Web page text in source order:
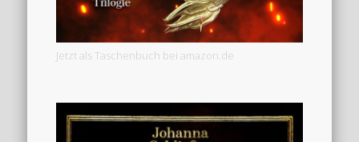
Jetzt als Taschenbuch bei amazon.de